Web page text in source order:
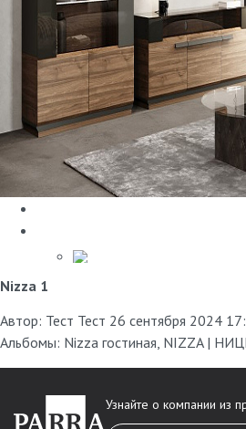
Nizza 1
Автор: Тест Тест 26 сентября 2024
Альбомы: Nizza гостиная, NIZZA |
Узнайте о компании из